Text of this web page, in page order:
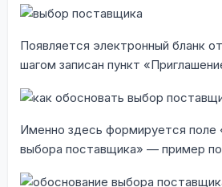
Появляется электронный бланк
шагом записан пункт
Именно здесь формируется поле
выбора поставщика» — пример